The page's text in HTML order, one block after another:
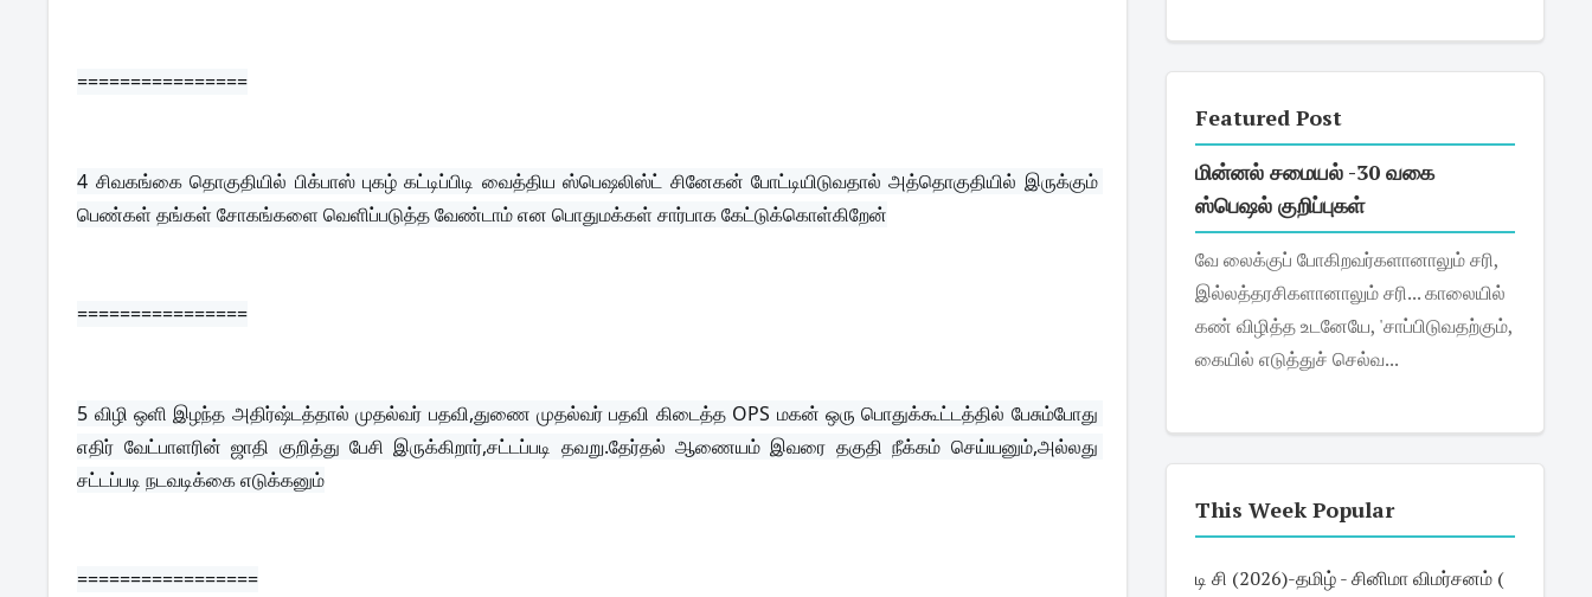
================
4 சிவகங்கை தொகுதியில் பிக்பாஸ் புகழ் கட்டிப்பிடி வைத்திய ஸ்பெஷலிஸ்ட் சினேகன் போட்டியிடுவதால் அத்தொகுதியில் இருக்கும்
பெண்கள் தங்கள் சோகங்களை வெளிப்படுத்த வேண்டாம் என பொதுமக்கள் சார்பாக கேட்டுக்கொள்கிறேன்
================
5 விழி ஒளி இழந்த அதிர்ஷ்டத்தால் முதல்வர் பதவி,துணை முதல்வர் பதவி கிடைத்த OPS மகன் ஒரு பொதுக்கூட்டத்தில் பேசும்போது
எதிர் வேட்பாளரின் ஜாதி குறித்து பேசி இருக்கிறார்,சட்டப்படி தவறு.தேர்தல் ஆணையம் இவரை தகுதி நீக்கம் செய்யனும்,அல்லது
சட்டப்படி நடவடிக்கை எடுக்கனும்
=================
Featured Post
மின்னல் சமையல் -30 வகை
ஸ்பெஷல் குறிப்புகள்
வே லைக்குப் போகிறவர்களானாலும் சரி,
இல்லத்தரசிகளானாலும் சரி... காலையில்
கண் விழித்த உடனேயே, 'சாப்பிடுவதற்கும்,
கையில் எடுத்துச் செல்வ...
This Week Popular
டி சி (2026)-தமிழ் - சினிமா விமர்சனம் (